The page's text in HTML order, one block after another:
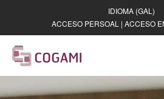
IDIOMA (GAL)
ACCESO PERSOAL | ACCESO